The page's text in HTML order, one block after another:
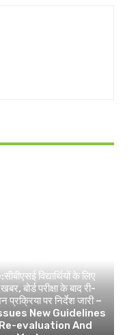
विद्यार्थियों के लिए
बोर्ड परीक्षा के बाद री-
प्रक्रिया पर निर्देश जारी –
New Guidelines
evaluation And